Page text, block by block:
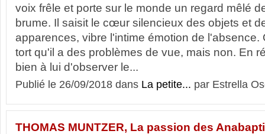
voix frêle et porte sur le monde un regard mêlé
brume. Il saisit le cœur silencieux des objets et
apparences, vibre l'intime émotion de l'absence.
tort qu'il a des problèmes de vue, mais non. En
bien à lui d'observer le...
Publié le 26/09/2018 dans La petite... par Estrella
THOMAS MUNTZER, La passion des